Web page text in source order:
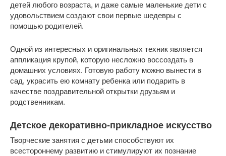
детей любого возраста, и даже самые маленькие дети с
удовольствием создают свои первые шедевры с
помощью родителей.
Одной из интересных и оригинальных техник является
аппликация крупой, которую несложно воссоздать в
домашних условиях. Готовую работу можно вынести в
сад, украсить ею комнату ребенка или подарить в
качестве поздравительной открытки друзьям и
родственникам.
Детское декоративно-прикладное искусство
Творческие занятия с детьми способствуют их
всестороннему развитию и стимулируют их познание